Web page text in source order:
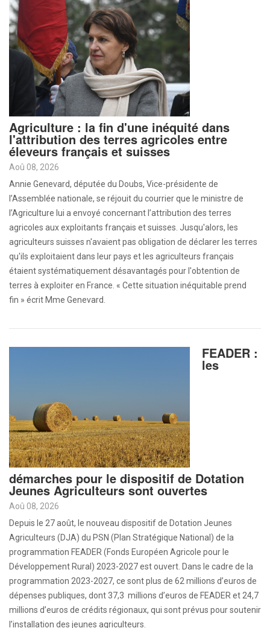
Agriculture : la fin d'une inéquité dans
l'attribution des terres agricoles entre
éleveurs français et suisses
Aoû 08, 2026
Annie Genevard, députée du Doubs, Vice-présidente de
l’Assemblée nationale, se réjouit du courrier que le ministre de
l’Agriculture lui a envoyé concernant l’attribution des terres
agricoles aux exploitants français et suisses. Jusqu'alors, les
agriculteurs suisses n'avaient pas obligation de déclarer les terres
qu'ils exploitaient dans leur pays et les agriculteurs français
étaient systématiquement désavantagés pour l'obtention de
terres à exploiter en France. « Cette situation inéquitable prend
fin » écrit Mme Genevard.
FEADER :
les
démarches pour le dispositif de Dotation
Jeunes Agriculteurs sont ouvertes
Aoû 08, 2026
Depuis le 27 août, le nouveau dispositif de Dotation Jeunes
Agriculteurs (DJA) du PSN (Plan Stratégique National) de la
programmation FEADER (Fonds Européen Agricole pour le
Développement Rural) 2023-2027 est ouvert. Dans le cadre de la
programmation 2023-2027, ce sont plus de 62 millions d’euros de
dépenses publiques, dont 37,3 millions d’euros de FEADER et 24,7
millions d’euros de crédits régionaux, qui sont prévus pour soutenir
l’installation des jeunes agriculteurs.